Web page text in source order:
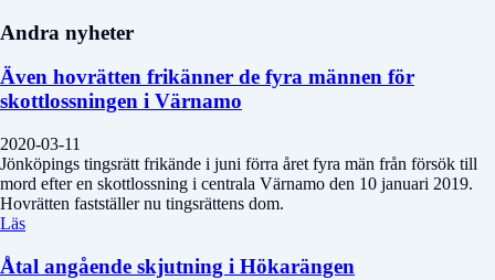
Andra nyheter
Även hovrätten frikänner de fyra männen för
skottlossningen i Värnamo
2020-03-11
Jönköpings tingsrätt frikände i juni förra året fyra män från försök till
mord efter en skottlossning i centrala Värnamo den 10 januari 2019.
Hovrätten fastställer nu tingsrättens dom.
Läs
Åtal angående skjutning i Hökarängen